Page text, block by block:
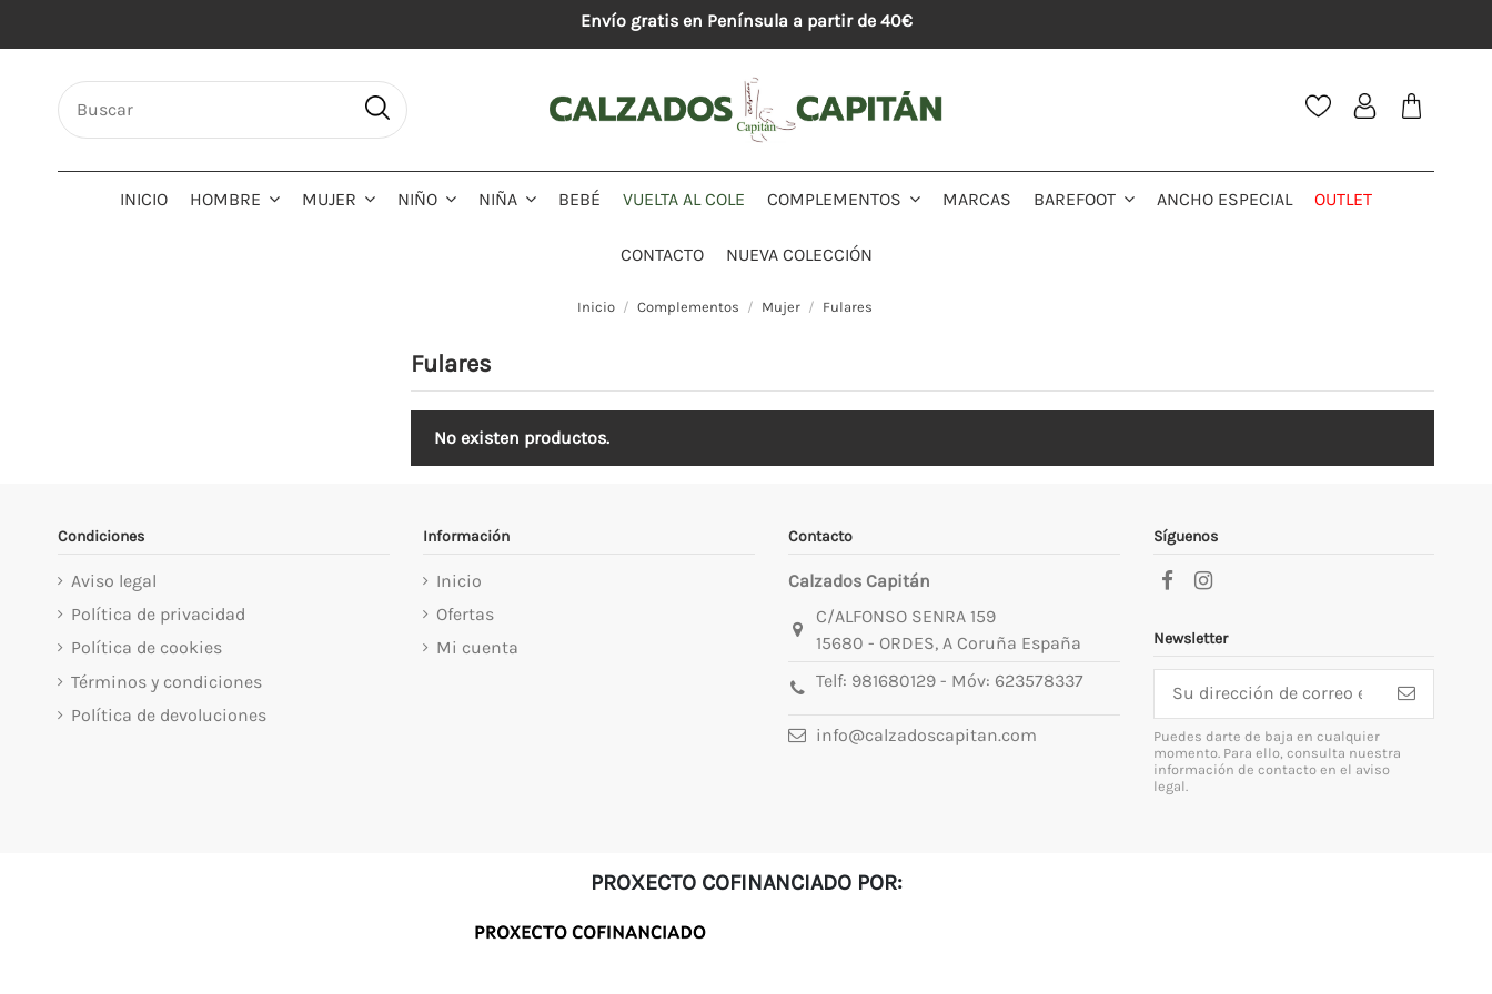
Envío gratis en Península a partir de 40€
INICIO HOMBRE MUJER NIÑO NIÑA BEBÉ VUELTA AL COLE COMPLEMENTOS MARCAS BAREFOOT ANCHO ESPECIAL OUTLET
CONTACTO NUEVA COLECCIÓN
Inicio Complementos Mujer Fulares
Fulares
No existen productos.
Condiciones
Aviso legal
Política de privacidad
Política de cookies
Términos y condiciones
Política de devoluciones
Información
Inicio
Ofertas
Mi cuenta
Contacto
Calzados Capitán
C/ALFONSO SENRA 159
15680 - ORDES, A Coruña España
Telf: 981680129- Móv: 623578337
info@calzadoscapitan.com
Síguenos
Newsletter
Puedes darte de baja en cualquier
momento. Para ello, consulta nuestra
información de contacto en el aviso
legal.
PROXECTO COFINANCIADO POR: